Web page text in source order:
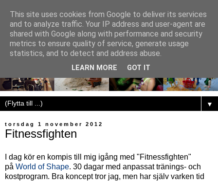
▼
torsdag 1 november 2012
Fitnessfighten
I dag kör en kompis till mig igång med "Fitnessfighten"
på World of Shape. 30 dagar med anpassat tränings- och
kostprogram. Bra koncept tror jag, men har själv varken tid
This site uses cookies from Google to deliver its services
and to analyze traffic. Your IP address and user-agent are
shared with Google along with performance and security
metrics to ensure quality of service, generate usage
statistics, and to detect and address abuse.
LEARN MORE GOT IT